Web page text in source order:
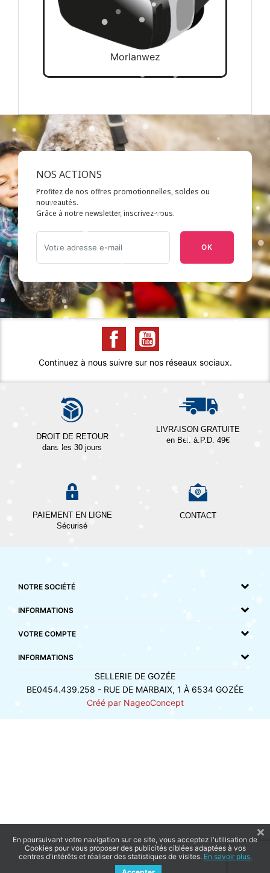
Morlanwez
NOS ACTIONS
Profitez de nos offres promotionnelles, soldes ou
nouveautés.
Grâce à notre newsletter, inscrivez-vous.
OK
Continuez à nous suivre sur nos réseaux sociaux.
DROIT DE RETOUR
dans les 30 jours
LIVRAISON GRATUITE
en Bel. à.P.D. 49€
PAIEMENT EN LIGNE
Sécurisé
CONTACT
NOTRE SOCIÉTÉ
INFORMATIONS
VOTRE COMPTE
INFORMATIONS
SELLERIE DE GOZÉE
BE0454.439.258 - RUE DE MARBAIX, 1 À 6534 GOZÉE
Créé par NageoConcept
En poursuivant votre navigation sur ce site, vous acceptez l'utilisation de
Cookies pour vous proposer des publicités ciblées adaptées à vos
centres d'intérêts et réaliser des statistiques de visites. En savoir plus.